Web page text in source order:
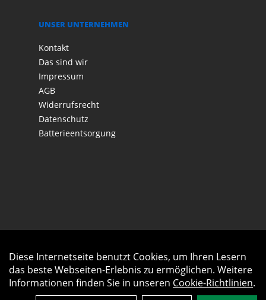
UNSER UNTERNEHMEN
Kontakt
Das sind wir
Impressum
AGB
Widerrufsrecht
Datenschutz
Batterieentsorgung
Diese Internetseite benutzt Cookies, um Ihren Lesern
das beste Webseiten-Erlebnis zu ermöglichen. Weitere
Informationen finden Sie in unseren Cookie-Richtlinien.
Auftrag widerrufen